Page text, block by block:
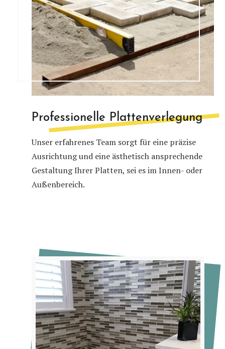
Professionelle Plattenverlegung
Unser erfahrenes Team sorgt für eine präzise
Ausrichtung und eine ästhetisch ansprechende
Gestaltung Ihrer Platten, sei es im Innen- oder
Außenbereich.